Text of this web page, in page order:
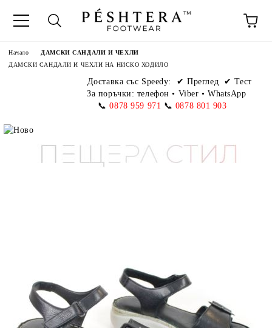
Начало
ДАМСКИ САНДАЛИ И ЧЕХЛИ
ДАМСКИ САНДАЛИ И ЧЕХЛИ НА НИСКО ХОДИЛО
Доставка със Speedy:
✔ Преглед ✔ Тест
За поръчки: телефон• Viber • WhatsApp
📞 0878 959 971 📞 0878 801 903